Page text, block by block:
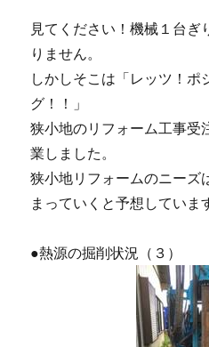
見てください！機械１台ぎ
りません。
しかしそこは「レッツ！ポ
グ！！」
狭小地のリフォーム工事受
業しました。
狭小地リフォームのニーズ
まっていくと予想していま
●熱源の掘削状況（３）